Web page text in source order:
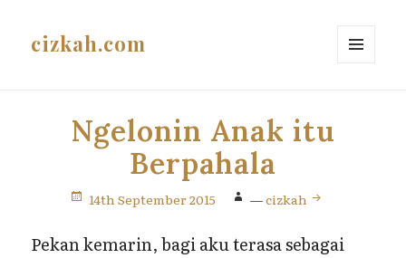
cizkah.com
Ngelonin Anak itu
Berpahala
14th September 2015 —cizkah
Pekan kemarin, bagi aku terasa sebagai